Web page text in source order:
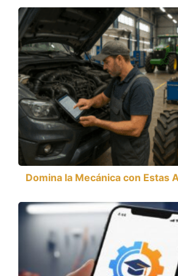
Domina la Mecánica con Estas